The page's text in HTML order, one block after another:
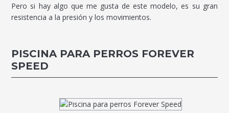
Pero si hay algo que me gusta de este modelo, es su gran
resistencia a la presión y los movimientos.
PISCINA PARA PERROS FOREVER
SPEED